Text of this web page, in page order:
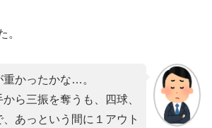
。
かったかな…。
ら三振を奪うも、四球、
あっという間に１アウト